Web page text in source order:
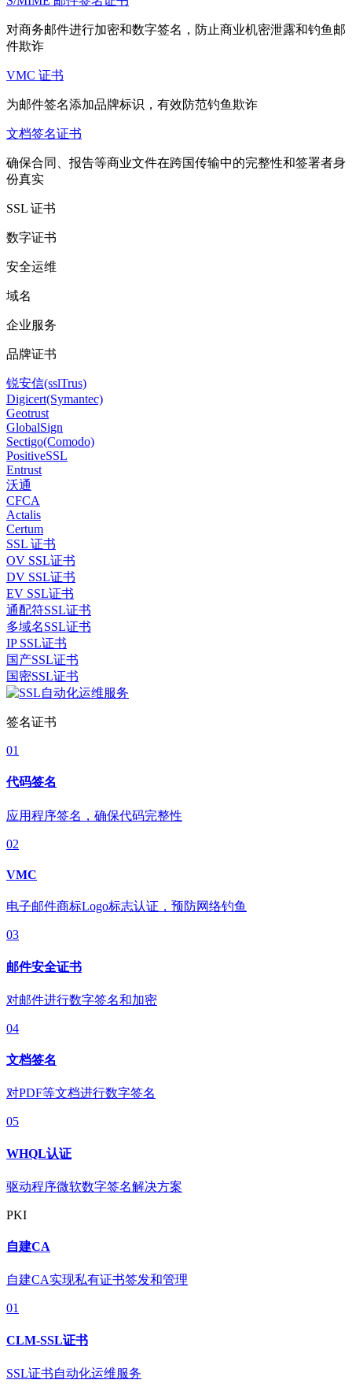
对商务邮件进行加密和数字签名，防止商业机密泄露和钓鱼邮
件欺诈
VMC 证书
为邮件签名添加品牌标识，有效防范钓鱼欺诈
文档签名证书
确保合同、报告等商业文件在跨国传输中的完整性和签署者身
份真实
SSL 证书
数字证书
安全运维
域名
企业服务
品牌证书
锐安信(sslTrus)
Digicert(Symantec)
Geotrust
GlobalSign
Sectigo(Comodo)
PositiveSSL
Entrust
沃通
CFCA
Actalis
Certum
SSL 证书
OV SSL证书
DV SSL证书
EV SSL证书
通配符SSL证书
多域名SSL证书
IP SSL证书
国产SSL证书
国密SSL证书
签名证书
01
代码签名
应用程序签名，确保代码完整性
02
VMC
电子邮件商标Logo标志认证，预防网络钓鱼
03
邮件安全证书
对邮件进行数字签名和加密
04
文档签名
对PDF等文档进行数字签名
05
WHQL认证
驱动程序微软数字签名解决方案
PKI
自建CA
自建CA实现私有证书签发和管理
01
CLM-SSL证书
SSL证书自动化运维服务